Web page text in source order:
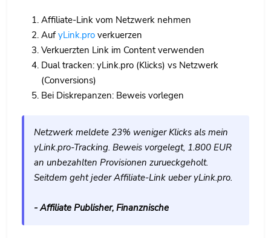
Affiliate-Link vom Netzwerk nehmen
AufyLink.pro verkuerzen
Verkuerzten Link im Content verwenden
Dual tracken: yLink.pro (Klicks) vs Netzwerk
(Conversions)
Bei Diskrepanzen: Beweis vorlegen
Netzwerk meldete 23% weniger Klicks als mein
yLink.pro-Tracking. Beweis vorgelegt, 1.800 EUR
an unbezahlten Provisionen zurueckgeholt.
Seitdem geht jeder Affiliate-Link ueber yLink.pro.
- Affiliate Publisher, Finanznische